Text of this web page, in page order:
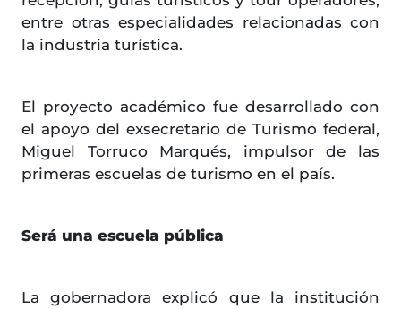
entre otras especialidades relacionadas con
la industria turística.
El proyecto académico fue desarrollado con
el apoyo del exsecretario de Turismo federal,
Miguel Torruco Marqués, impulsor de las
primeras escuelas de turismo en el país.
Será una escuela pública
La gobernadora explicó que la institución